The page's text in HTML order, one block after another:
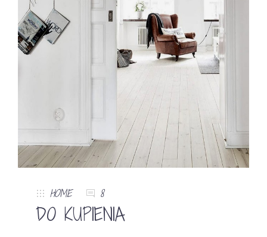
HOME 8
DO KUPIENIA